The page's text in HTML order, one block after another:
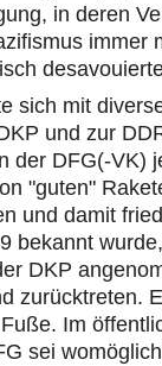
in deren
immer
sich mit
und zur
der DFG(-VK)
"guten"
und damit
bekannt
DKP
zurücktreten.
Im
sei